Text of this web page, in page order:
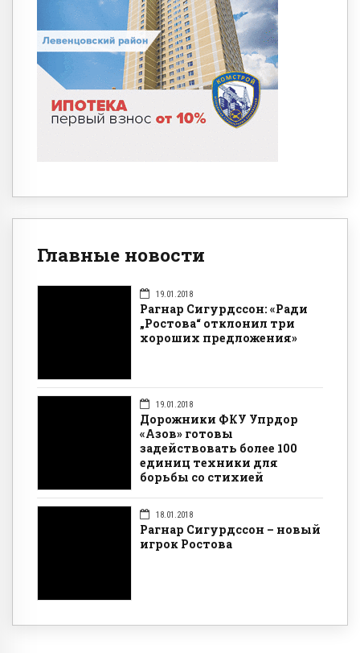
Главные новости
19.01.2018
Рагнар Сигурдссон: «Ради
„Ростова“ отклонил три
хороших предложения»
19.01.2018
Дорожники ФКУ Упрдор
«Азов» готовы
задействовать более 100
единиц техники для
борьбы со стихией
18.01.2018
Рагнар Сигурдссон – новый
игрок Ростова